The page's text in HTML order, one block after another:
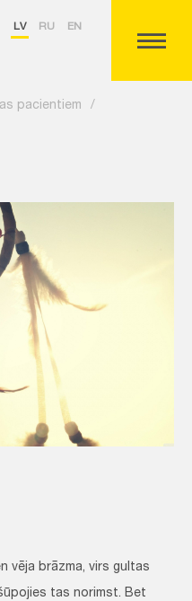
LV RU EN
pacientiem
/
vēja brāzma, virs gultas
tas norimst. Bet